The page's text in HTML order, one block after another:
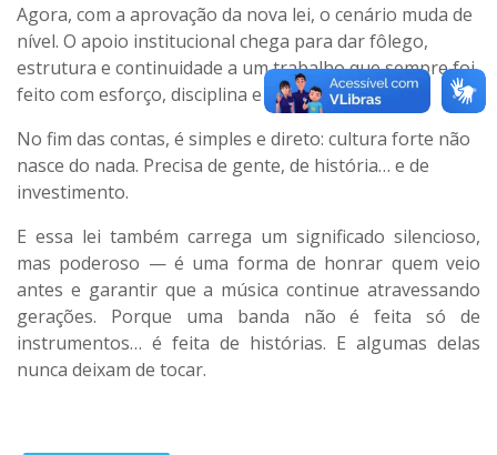
Agora, com a aprovação da nova lei, o cenário muda de
nível. O apoio institucional chega para dar fôlego,
estrutura e continuidade a um trabalho que sempre foi
feito com esforço, disciplina e paixão.
No fim das contas, é simples e direto: cultura forte não
nasce do nada. Precisa de gente, de história… e de
investimento.
E essa lei também carrega um significado silencioso,
mas poderoso — é uma forma de honrar quem veio
antes e garantir que a música continue atravessando
gerações. Porque uma banda não é feita só de
instrumentos… é feita de histórias. E algumas delas
nunca deixam de tocar.